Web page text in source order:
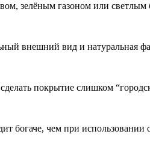
зелёным газоном или
внешний вид и натуральная
покрытие слишком
богаче, чем при